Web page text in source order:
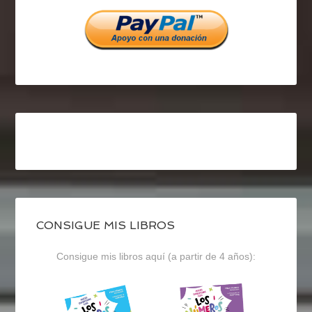
CONSIGUE MIS LIBROS
Consigue mis libros aquí (a partir de 4 años):